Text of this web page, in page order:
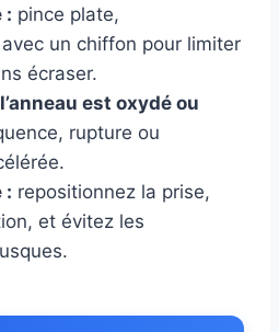
: pince plate,
un chiffon pour limiter
écraser.
est oxydé ou
rupture ou
: repositionnez la prise,
et évitez les